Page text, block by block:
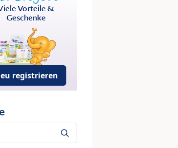
Vorteile &
Geschenke
registrieren